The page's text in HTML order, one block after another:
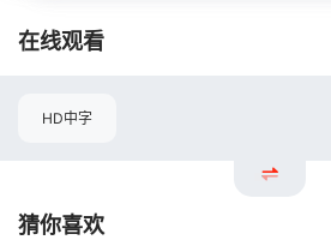
在线观看
HD中字
猜你喜欢